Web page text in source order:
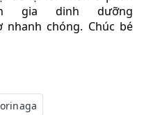
gia dinh dưỡng
nhanh chóng. Chúc bé